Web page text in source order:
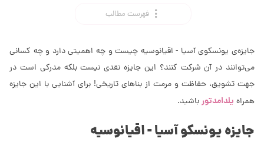
فهرست مطالب
جایزه‌ی یونسکوی آسیا - اقیانوسیه چیست و چه اهمیتی دارد و چه کسانی
می‌توانند در آن شرکت کنند؟ این جایزه نقدی نیست بلکه مدرکی است در
جهت تشویق، حفاظت و مرمت از بناهای تاریخی! برای آشنایی با این جایزه
همراه یلدامدتورباشید.
جایزه یونسکو آسیا - اقیانوسیه